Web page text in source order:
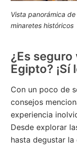
Vista panorámica
minaretes históricos
¿Es seguro
Egipto? ¡Sí
Con un poco de
consejos
experiencia
Desde explorar
hasta degustar